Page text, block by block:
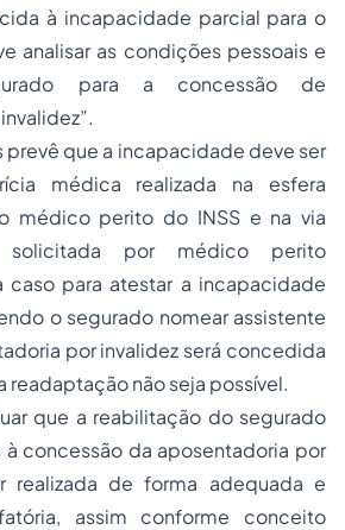
à incapacidade parcial para o
analisar as condições pessoais e
para a concessão de
prevê que a incapacidade deve ser
médica realizada na esfera
médico perito do INSS e na via
solicitada por médico perito
caso para atestar a incapacidade
o segurado nomear assistente
por invalidez será concedida
readaptação não seja possível.
que a reabilitação do segurado
concessão da aposentadoria por
realizada de forma adequada e
assim conforme conceito